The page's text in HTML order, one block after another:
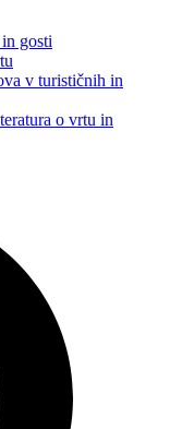
gosti
v turističnih in
o vrtu in